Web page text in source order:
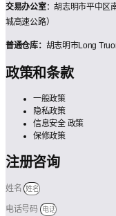
交易办公室：胡志明市平中区
城高速公路）
普通仓库： 胡志明市Long
政策和条款
一般政策
隐私政策
信息安全 政策
保修政策
注册咨询
姓名
电话号码